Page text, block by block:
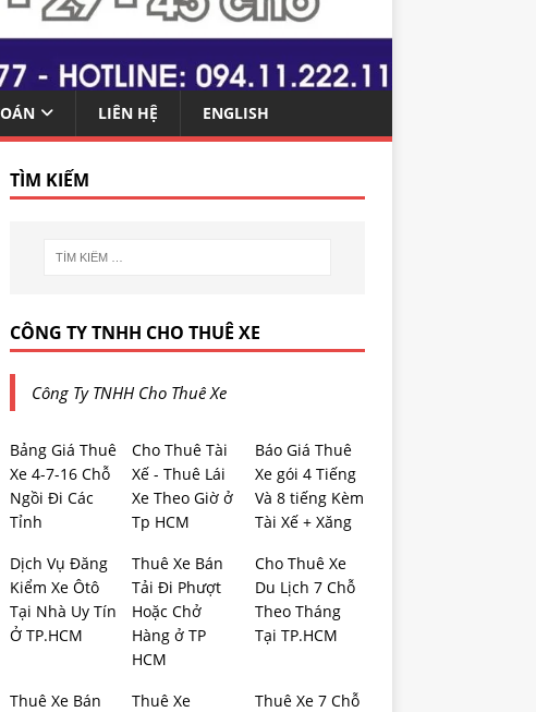
LIÊN HỆ ENGLISH
TÌM KIẾM
CÔNG TY TNHH CHO THUÊ XE
Công Ty TNHH Cho Thuê Xe
Bảng Giá Thuê
Xe 4-7-16 Chỗ
Ngồi Đi Các
Tỉnh
Cho Thuê Tài
Xế - Thuê Lái
Xe Theo Giờ ở
Tp HCM
Báo Giá Thuê
Xe gói 4 Tiếng
Và 8 tiếng Kèm
Tài Xế + Xăng
Dịch Vụ Đăng
Kiểm Xe Ôtô
Tại Nhà Uy Tín
Ở TP.HCM
Thuê Xe Bán
Tải Đi Phượt
Hoặc Chở
Hàng ở TP
HCM
Cho Thuê Xe
Du Lịch 7 Chỗ
Theo Tháng
Tại TP.HCM
Thuê Xe Bán
Thuê Xe
Thuê Xe 7 Chỗ